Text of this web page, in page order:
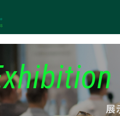
展